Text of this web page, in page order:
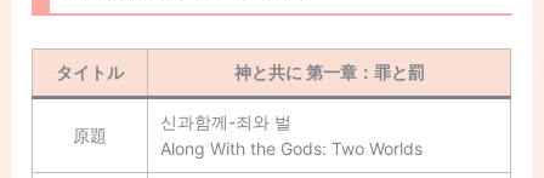
タイトル 神と共に 第一章：罪と罰
原題
신과함께-죄와 벌
Along With the Gods: Two Worlds